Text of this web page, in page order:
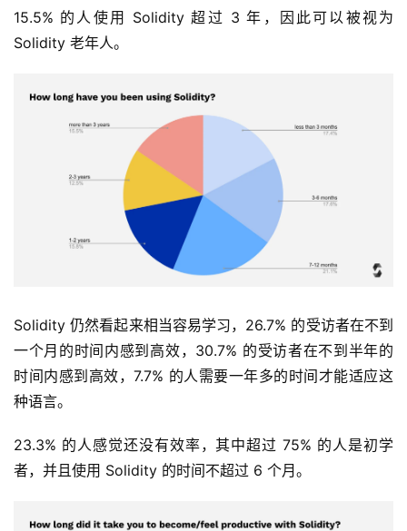
15.5% 的人使用 Solidity 超过 3 年，因此可以被视为
Solidity 老年人。
Solidity 仍然看起来相当容易学习，26.7% 的受访者在不到
一个月的时间内感到高效，30.7% 的受访者在不到半年的
时间内感到高效，7.7% 的人需要一年多的时间才能适应这
种语言。
23.3% 的人感觉还没有效率，其中超过 75% 的人是初学
者，并且使用 Solidity 的时间不超过 6 个月。